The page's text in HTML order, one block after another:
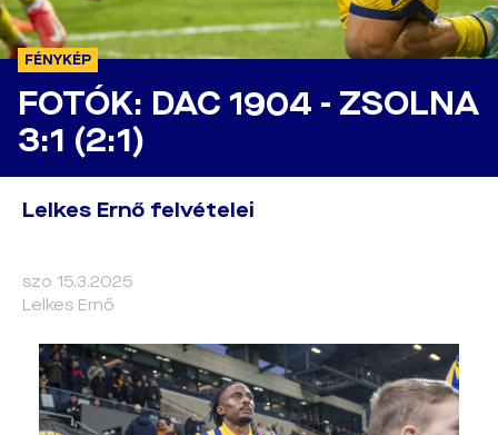
FÉNYKÉP
FOTÓK: DAC 1904 - ZSOLNA
3:1 (2:1)
Lelkes Ernő felvételei
szo 15.3.2025
Lelkes Ernő